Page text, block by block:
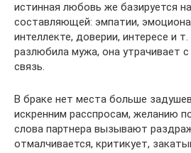
истинная любовь же базируется
составляющей: эмпатии,
интеллекте, доверии, интересе и
разлюбила мужа, она утрачивает
связь.
В браке нет места больше
искренним расспросам, желанию
слова партнера вызывают
отмалчивается, критикует,